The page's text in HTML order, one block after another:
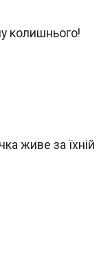
колишнього!
живе за їхній